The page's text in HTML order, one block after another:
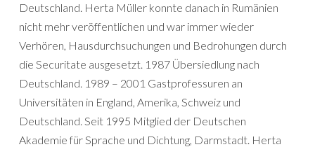
Deutschland. Herta Müller konnte danach in Rumänien
nicht mehr veröffentlichen und war immer wieder
Verhören, Hausdurchsuchungen und Bedrohungen durch
die Securitate ausgesetzt. 1987 Übersiedlung nach
Deutschland. 1989 – 2001 Gastprofessuren an
Universitäten in England, Amerika, Schweiz und
Deutschland. Seit 1995 Mitglied der Deutschen
Akademie für Sprache und Dichtung, Darmstadt. Herta